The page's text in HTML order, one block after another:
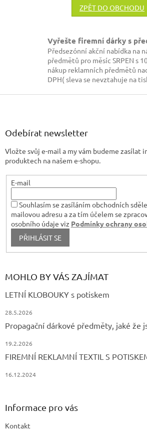
ZPĚT DO OBCHODU
Vyřešte firemní dárky s
Předsezónní akční nabídka na
předmětů pro měsíc SRPEN s
nákup reklamních předmětů
DPH( sleva se nevztahuje na
Odebírat newsletter
Vložte svůj e-mail a my vám budeme zasílat
produktech na našem e-shopu.
E-mail
Souhlasím se zasíláním obchodních
mailovou adresu a za tím účelem se
osobního údaje viz Podmínky ochrany
PŘIHLÁSIT SE
MOHLO BY VÁS ZAJÍMAT
LETNÍ KLOBOUKY s potiskem
28.5.2026
Propagační dárkové předměty, jaké že
19.2.2026
FIREMNÍ REKLAMNÍ TEXTIL S
16.12.2024
Informace pro vás
Kontakt